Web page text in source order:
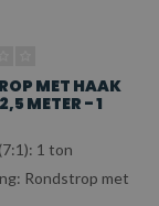
MET HAAK
METER - 1
1 ton
Rondstrop met